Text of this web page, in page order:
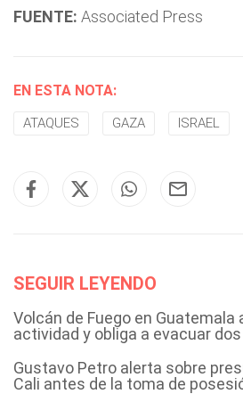
FUENTE: Associated Press
EN ESTA NOTA:
ATAQUES GAZA ISRAEL
SEGUIR LEYENDO
Volcán de Fuego en Guatemala
actividad y obliga a evacuar
Gustavo Petro alerta sobre
Cali antes de la toma de